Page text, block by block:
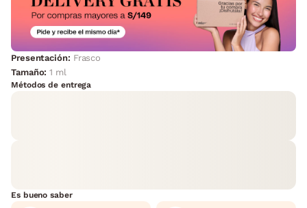
Presentación: Frasco
Tamaño:1 ml
Métodos de entrega
Es bueno saber